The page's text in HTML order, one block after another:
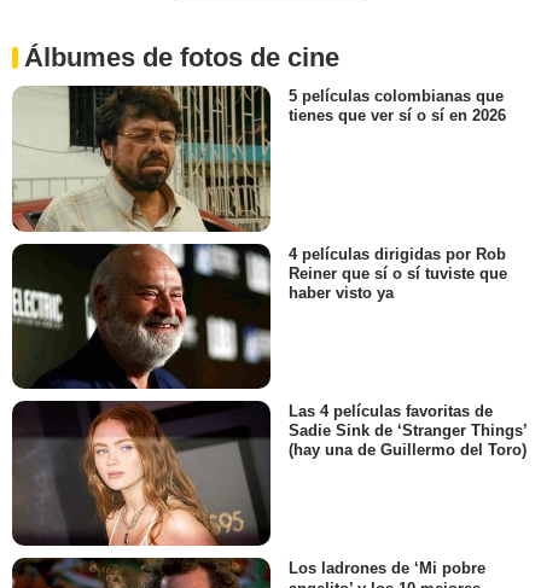
Álbumes de fotos de cine
5 películas colombianas que
tienes que ver sí o sí en 2026
4 películas dirigidas por Rob
Reiner que sí o sí tuviste que
haber visto ya
Las 4 películas favoritas de
Sadie Sink de ‘Stranger Things’
(hay una de Guillermo del Toro)
Los ladrones de ‘Mi pobre